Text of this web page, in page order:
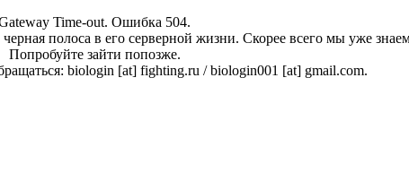
Time-out. Ошибка 504.
полоса в его серверной жизни. Скорее всего мы уже
Попробуйте зайти попозже.
biologin [at] fighting.ru / biologin001 [at] gmail.com.